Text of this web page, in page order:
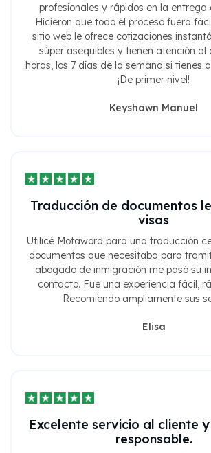
profesionales y rápidos en la entrega
Hicieron que todo el proceso fuera
sitio web le ofrece cotizaciones
súper asequibles y tienen atención al
horas, los 7 días de la semana si tienes
¡De primer nivel!
Keyshawn Manuel
Traducción de documentos
visas
Utilicé Motaword para una traducción
documentos que necesitaba para
abogado de inmigración me pasó su
contacto. Fue una experiencia fácil,
Recomiendo ampliamente sus
Elisa
Excelente servicio al cliente
responsable.